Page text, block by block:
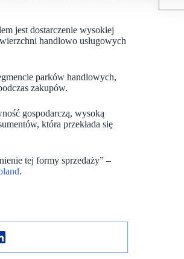
jest dostarczenie wysokiej
handlowo usługowych
parków handlowych,
zakupów.
gospodarczą, wysoką
która przekłada się
tej formy sprzedaży” –
.